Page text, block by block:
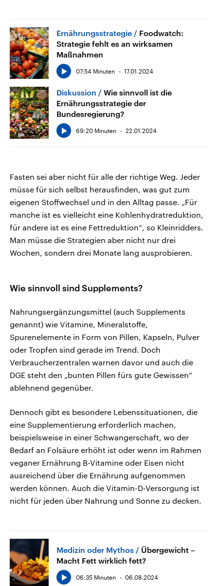
Ernährungsstrategie
Foodwatch:
Strategie fehlt es an wirksamen
Maßnahmen
07:54 Minuten 17.01.2024
Diskussion
Wie sinnvoll ist die
Ernährungsstrategie der
Bundesregierung?
69:20 Minuten 22.01.2024
Fasten sei aber nicht für alle der richtige Weg. Jeder
müsse für sich selbst herausfinden, was gut zum
eigenen Stoffwechsel und in den Alltag passe. „Für
manche ist es vielleicht eine Kohlenhydratreduktion,
für andere ist es eine Fettreduktion“, so Kleinridders.
Man müsse die Strategien aber nicht nur drei
Wochen, sondern drei Monate lang ausprobieren.
Wie sinnvoll sind Supplements?
Nahrungsergänzungsmittel (auch Supplements
genannt) wie Vitamine, Mineralstoffe,
Spurenelemente in Form von Pillen, Kapseln, Pulver
oder Tropfen sind gerade im Trend. Doch
Verbraucherzentralen warnen davor und auch die
DGE steht den „bunten Pillen fürs gute Gewissen”
ablehnend gegenüber.
Dennoch gibt es besondere Lebenssituationen, die
eine Supplementierung erforderlich machen,
beispielsweise in einer Schwangerschaft, wo der
Bedarf an Folsäure erhöht ist oder wenn im Rahmen
veganer Ernährung B-Vitamine oder Eisen nicht
ausreichend über die Ernährung aufgenommen
werden können. Auch die Vitamin-D-Versorgung ist
nicht für jeden über Nahrung und Sonne zu decken.
Medizin oder Mythos
Übergewicht –
Macht Fett wirklich fett?
06:35 Minuten 06.08.2024